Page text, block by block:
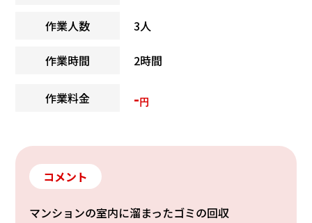
作業人数 3人
作業時間 2時間
作業料金 -円
コメント
マンションの室内に溜まったゴミの回収